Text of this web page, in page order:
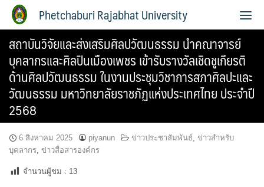
Phetchaburi Rajabhat University
สถาบันวิจัยและส่งเสริมศิลปวัฒนธรรม นำคณาจารย์
บุคลากรและศิลปินเมืองเพชร เข้ารับรางวัลเชิดชูเกียรติ
ด้านศิลปวัฒนธรรม ในงานประชุมวิชาการสภาศิลปะและ
วัฒนธรรม มหาวิทยาลัยราชภัฏแห่งประเทศไทย ประจำปี
2568
6 สิงหาคม 2025 piyanun ข่าวประชาสัมพันธ์, ข่าวสำหรับ
บุคลากร, ข่าวสื่อสารองค์กร
จำนวนผู้ชม : 13